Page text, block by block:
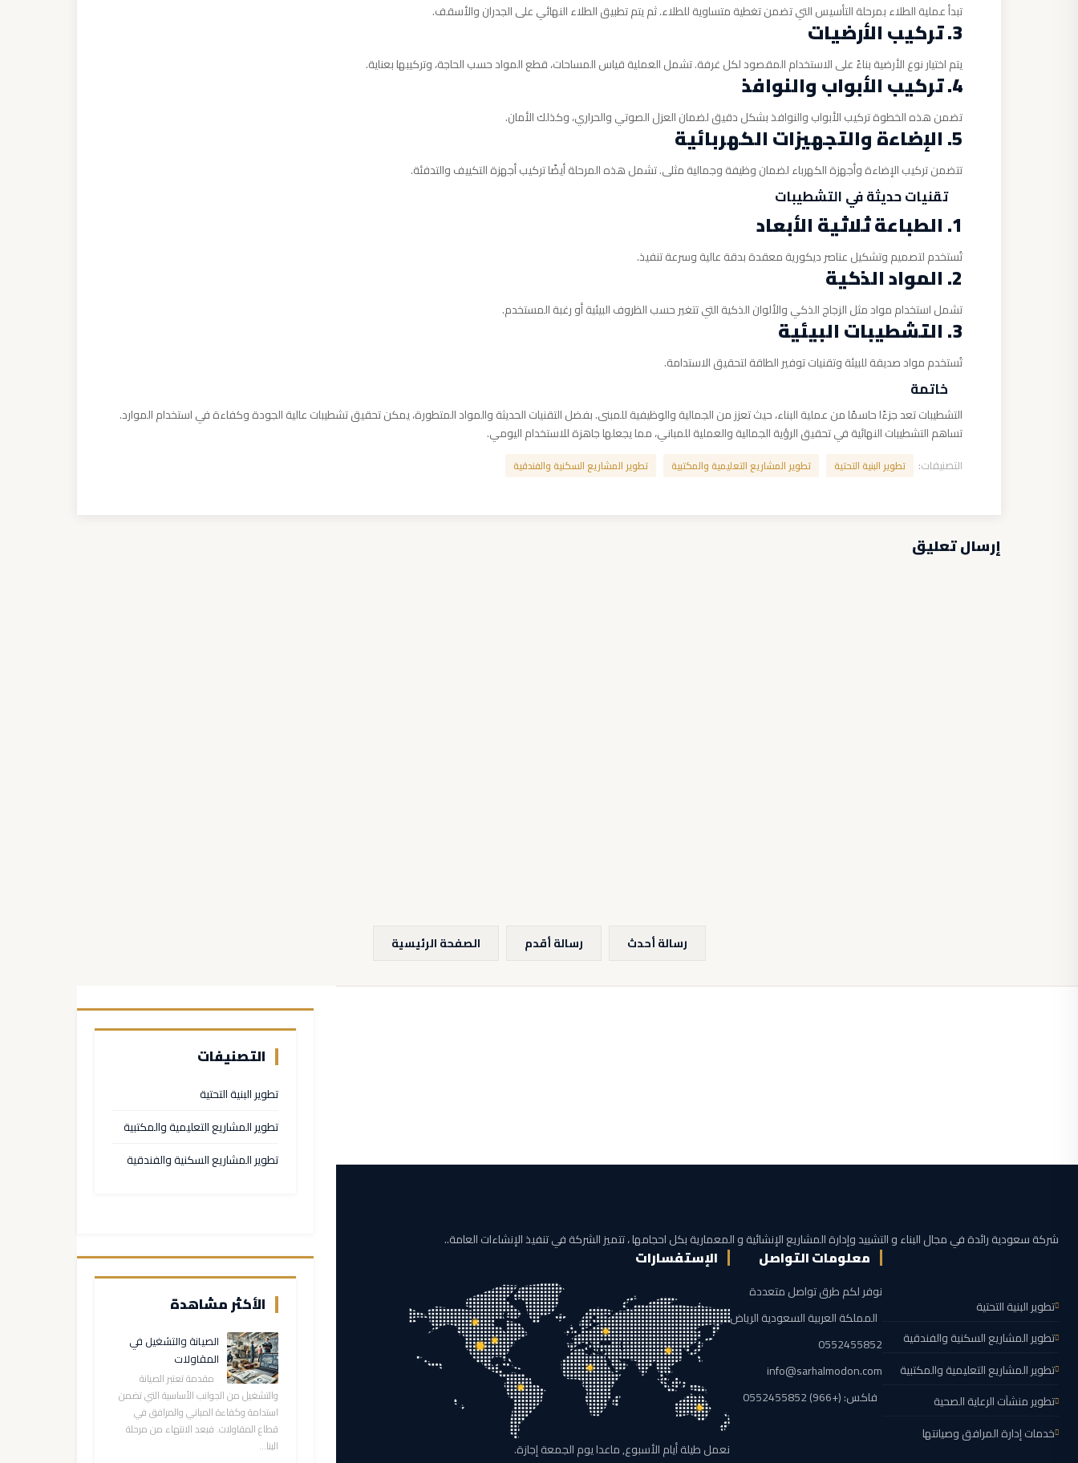
تبدأ عملية الطلاء بمرحلة التأسيس التي تضمن تغطية متساوية للطلاء. ثم يتم تطبيق الطلاء النهائي على الجدران والأسقف.
3. تركيب الأرضيات
يتم اختيار نوع الأرضية بناءً على الاستخدام المقصود لكل غرفة. تشمل العملية قياس المساحات، قطع المواد حسب الحاجة، وتركيبها بعناية.
4. تركيب الأبواب والنوافذ
تضمن هذه الخطوة تركيب الأبواب والنوافذ بشكل دقيق لضمان العزل الصوتي والحراري، وكذلك الأمان.
5. الإضاءة والتجهيزات الكهربائية
تتضمن تركيب الإضاءة وأجهزة الكهرباء لضمان وظيفة وجمالية مثلى. تشمل هذه المرحلة أيضًا تركيب أجهزة التكييف والتدفئة.
تقنيات حديثة في التشطيبات
1. الطباعة ثلاثية الأبعاد
تُستخدم لتصميم وتشكيل عناصر ديكورية معقدة بدقة عالية وسرعة تنفيذ.
2. المواد الذكية
تشمل استخدام مواد مثل الزجاج الذكي والألوان الذكية التي تتغير حسب الظروف البيئية أو رغبة المستخدم.
3. التشطيبات البيئية
تُستخدم مواد صديقة للبيئة وتقنيات توفير الطاقة لتحقيق الاستدامة.
خاتمة
التشطيبات تعد جزءًا حاسمًا من عملية البناء، حيث تعزز من الجمالية والوظيفية للمبنى. بفضل التقنيات الحديثة والمواد المتطورة، يمكن تحقيق تشطيبات عالية الجودة وكفاءة في استخدام الموارد.
تساهم التشطيبات النهائية في تحقيق الرؤية الجمالية والعملية للمباني، مما يجعلها جاهزة للاستخدام اليومي.
التصنيفات: تطوير البنية التحتية تطوير المشاريع التعليمية والمكتبية تطوير المشاريع السكنية والفندقية
إرسال تعليق
رسالة أحدث رسالة أقدم الصفحة الرئيسية
التصنيفات
تطوير البنية التحتية
تطوير المشاريع التعليمية والمكتبية
تطوير المشاريع السكنية والفندقية
الأكثر مشاهدة
الصيانة والتشغيل في
المقاولات
مقدمة تعتبر الصيانة
والتشغيل من الجوانب الأساسية التي تضمن
استدامة وكفاءة المباني والمرافق في
قطاع المقاولات. فبعد الانتهاء من مرحلة
البنا...
شركة سعودية رائدة في مجال البناء و التشييد وإدارة المشاريع الإنشائية و المعمارية بكل احجامها ، تتميز الشركة في تنفيذ الإنشاءات العامة..
تطوير البنية التحتية
تطوير المشاريع السكنية والفندقية
تطوير المشاريع التعليمية والمكتبية
تطوير منشآت الرعاية الصحية
خدمات إدارة المرافق وصيانتها
معلومات التواصل
نوفر لكم طرق تواصل متعددة
المملكة العربية السعودية الرياض
0552455852
info@sarhalmodon.com
فاكس: (+966) 0552455852
الإستفسارات
نعمل طيلة أيام الأسبوع, ماعدا يوم الجمعة إجازة.